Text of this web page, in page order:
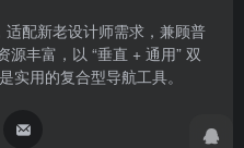
配新老设计师需求，兼顾普
丰富，以 “垂直 + 通用” 双
实用的复合型导航工具。